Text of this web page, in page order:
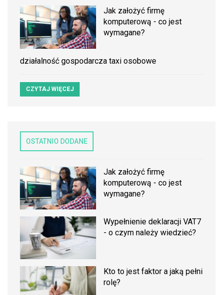
Jak założyć firmę
komputerową - co jest
wymagane?
działalność gospodarcza taxi osobowe
CZYTAJ WIĘCEJ
OSTATNIO DODANE
Jak założyć firmę
komputerową - co jest
wymagane?
Wypełnienie deklaracji VAT7
- o czym należy wiedzieć?
Kto to jest faktor a jaką pełni
rolę?